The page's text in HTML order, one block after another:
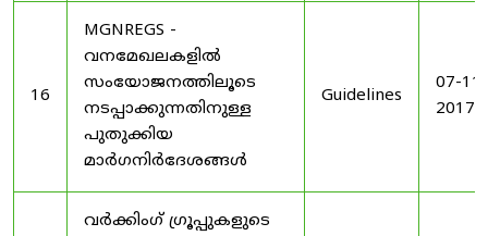
16
MGNREGS -
വനമേഖലകളിൽ
സംയോജനത്തിലൂടെ
നടപ്പാക്കുന്നതിനുള്ള
പുതുക്കിയ
മാർഗനിർദേശങ്ങൾ
Guidelines
07-11-
2017
വർക്കിംഗ് ഗ്രൂപ്പുകളുടെ